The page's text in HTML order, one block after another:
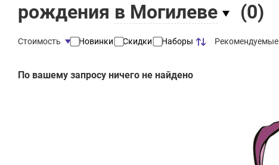
рождения в Могилеве (0)
Стоимость Новинки Скидки Наборы Рекомендуемые
По вашему запросу ничего не найдено